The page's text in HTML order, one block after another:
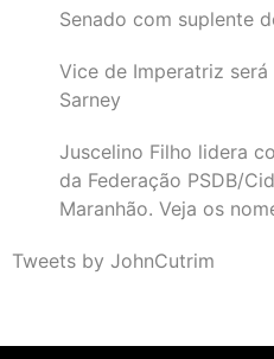
Senado com suplente
Vice de Imperatriz será
Sarney
Juscelino Filho lidera
da Federação PSDB/
Maranhão. Veja os
Tweets by JohnCutrim